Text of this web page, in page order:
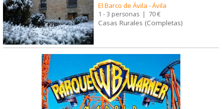
El Barco de Ávila -Ávila
1 - 3 personas | 70 €
Casas Rurales (Completas)